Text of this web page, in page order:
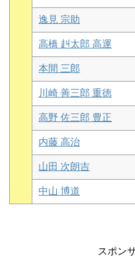
逸見 宗助
高橋 赳太郎 高運
本間 三郎
川崎 善三郎 重徳
高野 佐三郎 豊正
内藤 高治
山田 次朗吉
中山 博道
スポン